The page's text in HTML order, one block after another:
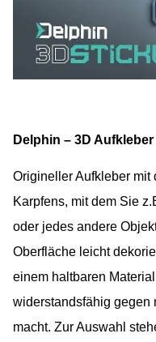
Delphin – 3D Aufkleber
Origineller Aufkleber
Karpfens, mit dem Sie
oder jedes andere
Oberfläche leicht
einem haltbaren
widerstandsfähig gegen
macht. Zur Auswahl